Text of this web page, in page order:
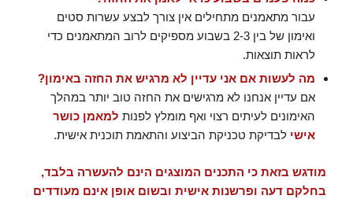
עבור מתאמנים מתחילים אין צורך לבצע עשרות סטים
ואימון של בין 2-3 בשבוע מספיקים לרוב המתאמנים כדי
לראות תוצאות.
מה לעשות אם אני עדיין לא מרגיש את החזה באימון?
אם עדיין אנחנו לא מרגישים את החזה טוב יותר במהלך
האימונים לעיתים רצוי ואף מומלץ לפנות למאמן כושר
אישי לבדיקת טכניקת הביצוע והתאמת תוכנית אישית.
מודגש בזאת כי התכנים המוצגים הינם להעשרה בלבד,
בחלקם דעה ופרשנות אישית ובשום אופן אינם מעודדים